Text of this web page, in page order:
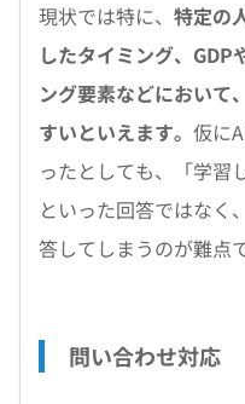
現状では特に、 特定の
したタイミング、
ング要素などにおいて
すいといえます。 仮に
ったとしても、「学習
といった回答ではなく
答してしまうのが難点
問い合わせ対応